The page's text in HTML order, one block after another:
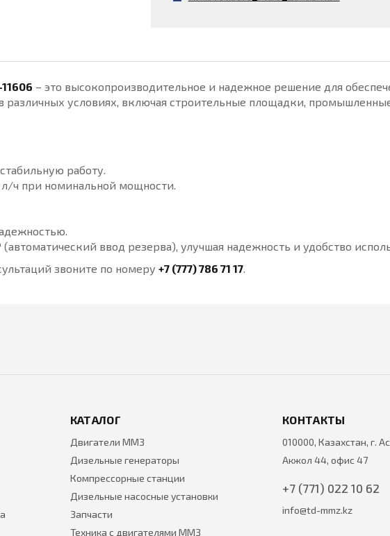
– это высокопроизводительное и надежное решение для
различных условиях, включая строительные площадки,
работу.
л/ч при номинальной мощности.
ввод резерва), улучшая надежность и удобство
звоните по номеру +7 (777) 786 71 17.
КАТАЛОГ
Двигатели ММЗ
Дизельные генераторы
Компрессорные станции
Дизельные насосные установки
Запчасти
Техника с двигателями ММЗ
КОНТАКТЫ
010000, Казахстан, г.
Акжол 44, офис 47
+7 (771) 022 10 62
info@td-mmz.kz